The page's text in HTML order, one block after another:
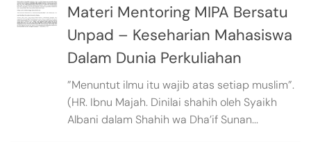
Materi Mentoring MIPA Bersatu
Unpad – Keseharian Mahasiswa
Dalam Dunia Perkuliahan
”Menuntut ilmu itu wajib atas setiap muslim”.
(HR. Ibnu Majah. Dinilai shahih oleh Syaikh
Albani dalam Shahih wa Dha’if Sunan...